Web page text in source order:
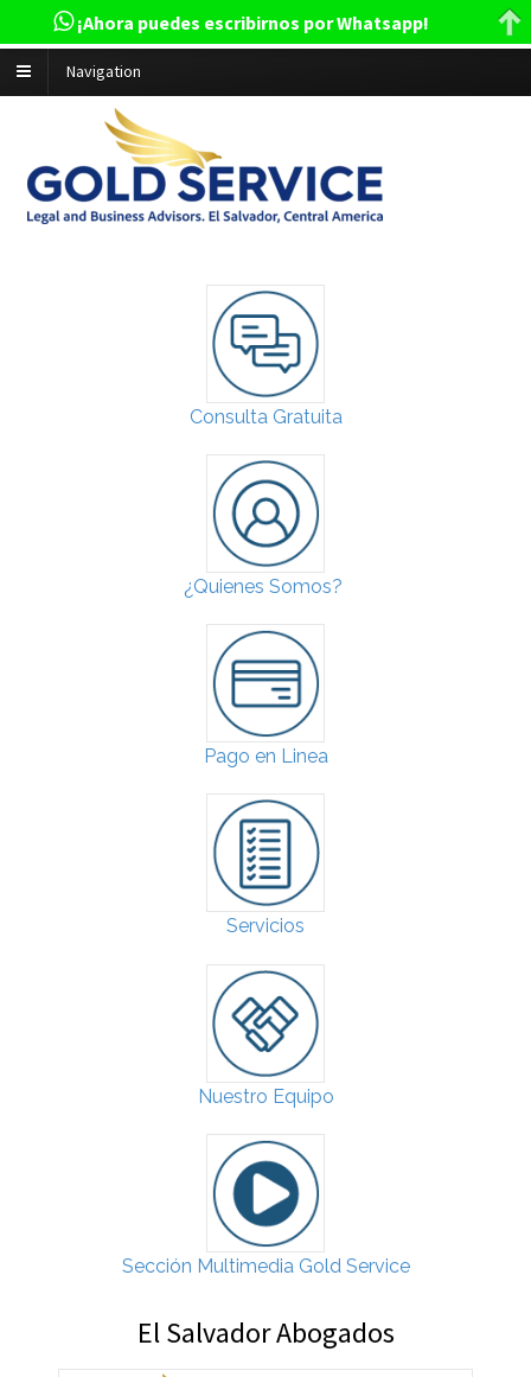
Navigation
Consulta Gratuita
¿Quienes Somos?
Pago en Linea
Servicios
Nuestro Equipo
Sección Multimedia Gold Service
El Salvador Abogados
¡Ahora puedes escribirnos por Whatsapp!